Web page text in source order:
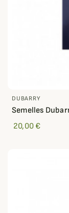
DUBARRY
Semelles
20,00 €